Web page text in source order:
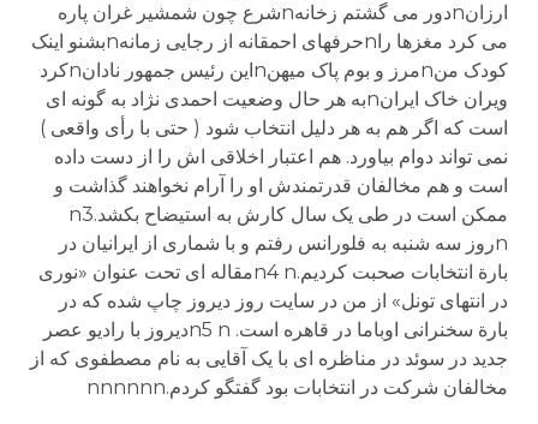
ارزانnدور می گشتم زخانهnشرع چون شمشیر غران پاره
می کرد مغزها راnحرفهای احمقانه از رجایی زمانهnبشنو اینک
کودک منnمرز و بوم پاک میهنnاین رئیس جمهور نادانnکرد
ویران خاک ایرانnبه هر حال وضعیت احمدی نژاد به گونه ای
است که اگر هم به هر دلیل انتخاب شود ( حتی با رأی واقعی )
نمی تواند دوام بیاورد. هم اعتبار اخلاقی اش را از دست داده
است و هم مخالفان قدرتمندش او را آرام نخواهند گذاشت و
ممکن است در طی یک سال کارش به استیضاح بکشد.n3
nروز سه شنبه به فلورانس رفتم و با شماری از ایرانیان در
بارة انتخابات صحبت کردیم.n4 nمقاله ای تحت عنوان «نوری
در انتهای تونل» از من در سایت روز دیروز چاپ شده که در
بارة سخنرانی اوباما در قاهره است. n5 nدیروز با رادیو عصر
جدید در سوئد در مناظره ای با یک آقایی به نام مصطفوی که از
مخالفان شرکت در انتخابات بود گفتگو کردم.nnnnnn